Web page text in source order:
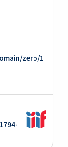
zero/1